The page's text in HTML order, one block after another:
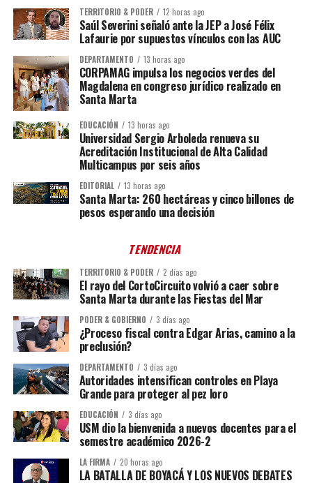
TERRITORIO & PODER 12 horas ago
Saúl Severini señaló ante la JEP a José Félix
Lafaurie por supuestos vínculos con las AUC
DEPARTAMENTO 13 horas ago
CORPAMAG impulsa los negocios verdes del
Magdalena en congreso jurídico realizado en
Santa Marta
EDUCACIÓN 13 horas ago
Universidad Sergio Arboleda renueva su
Acreditación Institucional de Alta Calidad
Multicampus por seis años
EDITORIAL 13 horas ago
Santa Marta: 260 hectáreas y cinco billones de
pesos esperando una decisión
TENDENCIA
TERRITORIO & PODER 2 días ago
El rayo del CortoCircuito volvió a caer sobre
Santa Marta durante las Fiestas del Mar
PODER & GOBIERNO 3 días ago
¿Proceso fiscal contra Edgar Arias, camino a la
preclusión?
DEPARTAMENTO 3 días ago
Autoridades intensifican controles en Playa
Grande para proteger al pez loro
EDUCACIÓN 3 días ago
USM dio la bienvenida a nuevos docentes para el
semestre académico 2026-2
LA FIRMA 20 horas ago
LA BATALLA DE BOYACÁ Y LOS NUEVOS DEBATES